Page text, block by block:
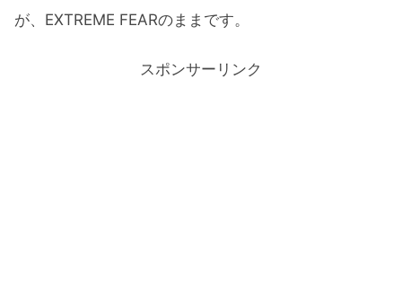
が、EXTREME FEARのままです。
スポンサーリンク